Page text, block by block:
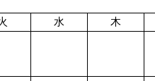
水 木